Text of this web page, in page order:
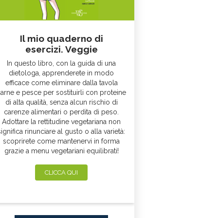
Il mio quaderno di
esercizi. Veggie
In questo libro, con la guida di una
dietologa, apprenderete in modo
efficace come eliminare dalla tavola
e pesce per sostituirli con proteine
di alta qualità, senza alcun rischio di
carenze alimentari o perdita di peso.
Adottare la rettitudine vegetariana non
rinunciare al gusto o alla varietà:
scoprirete come mantenervi in forma
grazie a menu vegetariani equilibrati!
CLICCA QUI